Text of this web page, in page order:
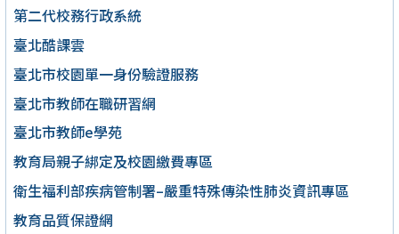
第二代校務行政系統
臺北酷課雲
臺北市校園單一身份驗證服務
臺北市教師在職研習網
臺北市教師e學苑
教育局親子綁定及校園繳費專區
衛生福利部疾病管制署–嚴重特殊傳染性肺炎資訊專區
教育品質保證網